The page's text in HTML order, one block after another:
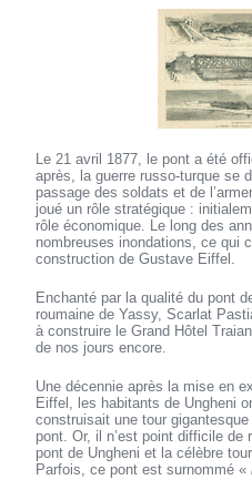
Le 21 avril 1877, le pont a été
après, la guerre russo-turque se
passage des soldats et de
joué un rôle stratégique :
rôle économique. Le long des
nombreuses inondations, ce qui
construction de Gustave Eiffel.
Enchanté par la qualité du pont
roumaine de Yassy, Scarlat
à construire le Grand Hôtel
de nos jours encore.
Une décennie après la mise en
Eiffel, les habitants de Ungheni
construisait une tour
pont. Or, il n’est point difficile de
pont de Ungheni et la célèbre
Parfois, ce pont est surnommé «